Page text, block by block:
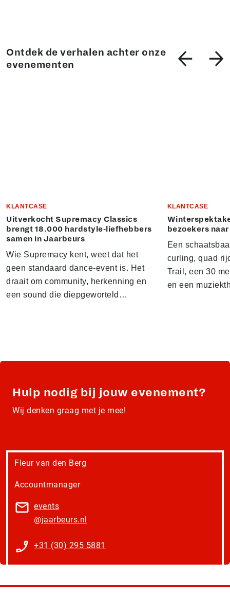
Ontdek de verhalen achter onze
evenementen
KLANTCASE
Uitverkocht Supremacy Classics
brengt 18.000 hardstyle-liefhebbers
samen in Jaarbeurs
Wie Supremacy kent, weet dat het
geen standaard dance-event is. Het
draait om community, herkenning en
een sound die diepgeworteld…
KLANTCASE
bezoekers
Een
curling, quad
Trail, een 30
en een
Hulp nodig bij jouw evenement?
Wij denken graag met je mee!
Fleur van den Berg
Accountmanager
events​
@jaarbeurs.nl
+31 (30) 295 5881